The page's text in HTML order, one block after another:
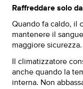
Raffreddare solo
Quando fa caldo, il
mantenere il
maggiore sicurezza.
Il climatizzatore
anche quando la
interna. Non